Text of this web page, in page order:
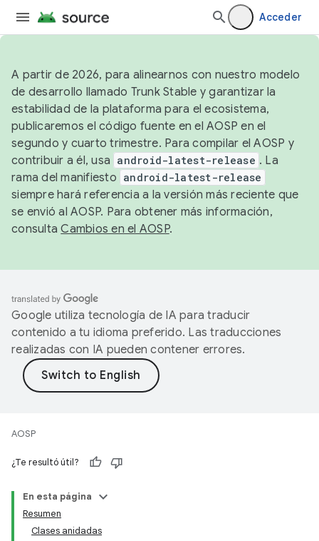
Acceder
A partir de 2026, para alinearnos con nuestro modelo
de desarrollo llamado Trunk Stable y garantizar la
estabilidad de la plataforma para el ecosistema,
publicaremos el código fuente en el AOSP en el
segundo y cuarto trimestre. Para compilar el AOSP y
contribuir a él, usa android-latest-release . La
rama del manifiesto android-latest-release
siempre hará referencia a la versión más reciente que
se envió al AOSP. Para obtener más información,
consultaCambios en el AOSP.
Google utiliza tecnología de IA para traducir
contenido a tu idioma preferido. Las traducciones
realizadas con IA pueden contener errores.
AOSP
¿Te resultó útil?
En esta página
Resumen
Clases anidadas